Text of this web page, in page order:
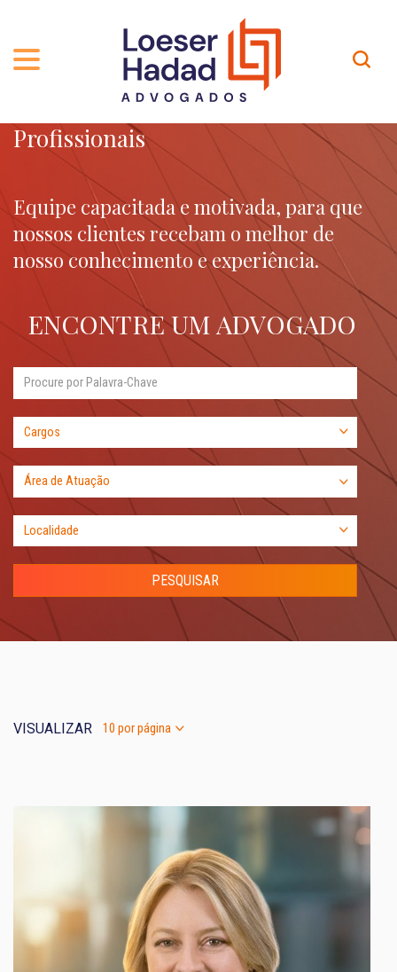
QUEM SOMOS
TRAJETÓRIA
INCLUSÃO E DIVERSIDADE
INTERNATIONAL NETWORK
PRÊMIOS
ÁREAS DE ATUAÇÃO
PROFISSIONAIS
PUBLICAÇÕES
CARREIRA
Contato
Profissionais
Equipe capacitada e motivada, para que
nossos clientes recebam o melhor de
nosso conhecimento e experiência.
ENCONTRE UM ADVOGADO
VISUALIZAR